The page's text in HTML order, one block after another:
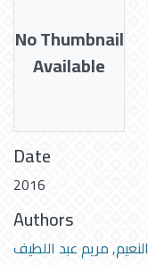
No Thumbnail
Available
Date
2016
Authors
النعيم, مريم عبد اللطيف